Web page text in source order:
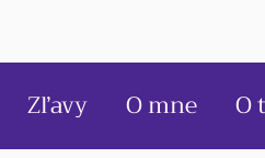
Zľavy O mne O